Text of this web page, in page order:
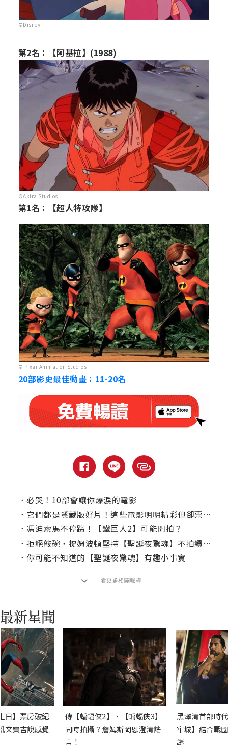
©Disney
第2名：【阿基拉】(1988)
©Akira Studios
第1名：【超人特攻隊】
© Pixar Animation Studios
20部影史最佳動畫：11-20名
． 必哭！10部會讓你爆淚的電影
． 它們都是隱藏版好片！這些電影明明精彩但卻票房不賣？
． 馮迪索馬不停蹄！【鐵巨人2】可能開拍？
． 拒絕敲碗，提姆波頓堅持【聖誕夜驚魂】不拍續集！
． 你可能不知道的【聖誕夜驚魂】有趣小事實
看更多相關報導
日】票房破紀
文費吉說感覺
傳【蝙蝠俠2】、【蝙蝠俠3】
同時拍攝？詹姆斯岡恩澄清謠
言！
黑澤清首部時
牢城】結合戰
謎